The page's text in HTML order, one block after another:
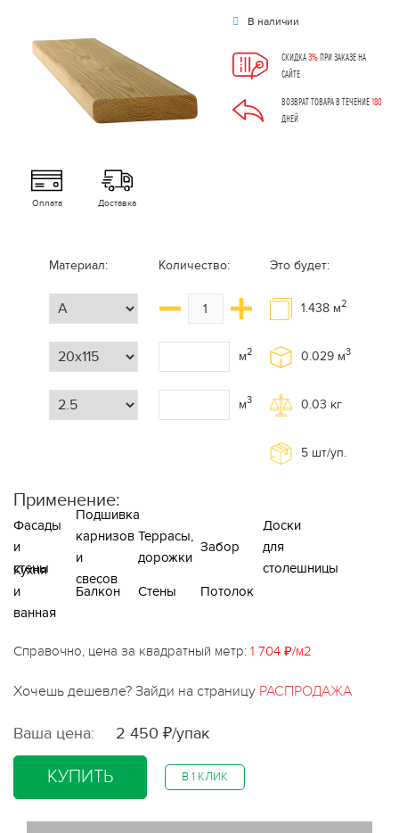
В наличии
СКИДКА3%ПРИ ЗАКАЗЕ НА
САЙТЕ
ВОЗВРАТ ТОВАРА В ТЕЧЕНИЕ180
ДНЕЙ
Оплата Доставка
Материал: Количество:
м2
м3
Это будет:
1.438 м2
0.029 м3
0.03 кг
5 шт/уп.
Применение:
Фасады
и
стены
Подшивка
карнизов
и
свесов
Террасы,
дорожки
Забор
Доски
для
столешницы
Кухня
и
ванная
Балкон Стены Потолок
Справочно, цена за квадратный метр: 1 704 ₽/м2
Хочешь дешевле? Зайди на страницу РАСПРОДАЖА
Ваша цена: 2 450 ₽/упак
КУПИТЬ В 1 КЛИК